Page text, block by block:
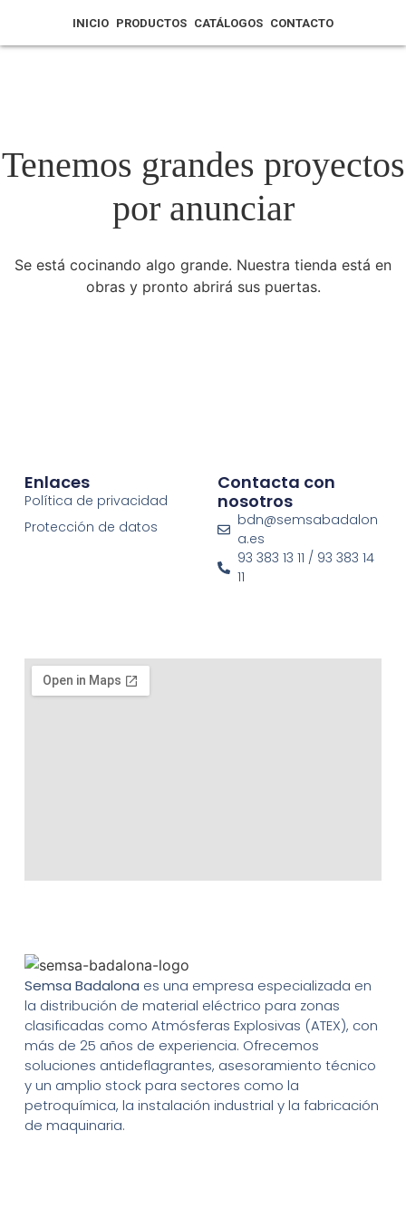
INICIO PRODUCTOS CATÁLOGOS CONTACTO
Tenemos grandes proyectos
por anunciar
Se está cocinando algo grande. Nuestra tienda está en
obras y pronto abrirá sus puertas.
Semsa Badalona es una empresa especializada en
la distribución de material eléctrico para zonas
clasificadas como Atmósferas Explosivas (ATEX), con
más de 25 años de experiencia. Ofrecemos
soluciones antideflagrantes, asesoramiento técnico
y un amplio stock para sectores como la
petroquímica, la instalación industrial y la fabricación
de maquinaria.
Enlaces
Política de privacidad
Protección de datos
Contacta con
nosotros
bdn@semsabadalon
a.es
93 383 13 11 / 93 383 14
11